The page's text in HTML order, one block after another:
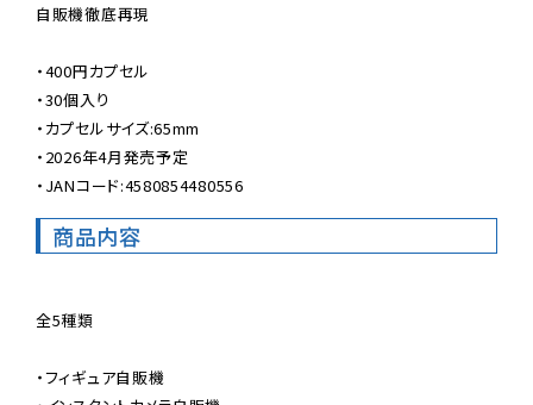
自販機徹底再現
・400円カプセル
・30個入り
・カプセルサイズ:65mm
・2026年4月発売予定
・JANコード:4580854480556
商品内容
全5種類
・フィギュア自販機